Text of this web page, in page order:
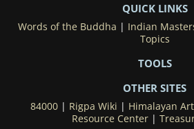
QUICK LINKS
Words of the Buddha | Indian
Topics
TOOLS
OTHER SITES
84000| Rigpa Wiki | Himalayan Art
Resource Center |